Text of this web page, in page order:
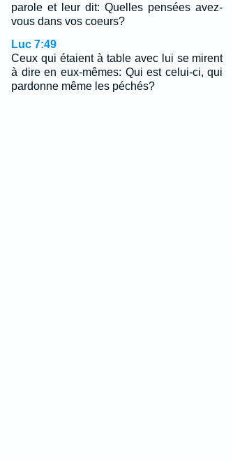
parole et leur dit: Quelles pensées avez-
vous dans vos coeurs?
Luc 7:49
Ceux qui étaient à table avec lui se mirent
à dire en eux-mêmes: Qui est celui-ci, qui
pardonne même les péchés?